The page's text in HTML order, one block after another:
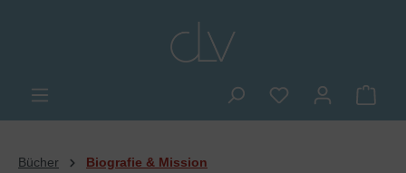
Du hast 0
Bücher Biografie & Mission